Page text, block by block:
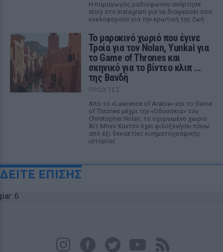
Η παραγωγός ραδιοφώνου ανάρτησε
story στο Instagram για να διαψεύσει όσα
κυκλοφορούν για την ερωτική της ζωή
Το μαροκινό χωριό που έγινε
Τροία για τον Nolan, Yunkai για
το Game of Thrones και
σκηνικό για το βίντεο κλιπ ...
της Βανδή
ΠΡΟΧΤΈΣ
Από το «Lawrence of Arabia» και το Game
of Thrones μέχρι την «Οδύσσεια» του
Christopher Nolan, το οχυρωμένο χωριό
Αΐτ Μπεν Χαντού έχει φιλοξενήσει πάνω
από έξι δεκαετίες κινηματογραφικής
ιστορίας
ΔΕΙΤΕ ΕΠΙΣΗΣ
par: 6